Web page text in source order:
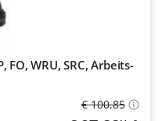
FO, WRU, SRC, Arbeits-
€ 100,85